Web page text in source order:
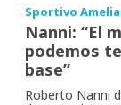
Sportivo
Nanni: “El
podemos
base”
Roberto Nanni